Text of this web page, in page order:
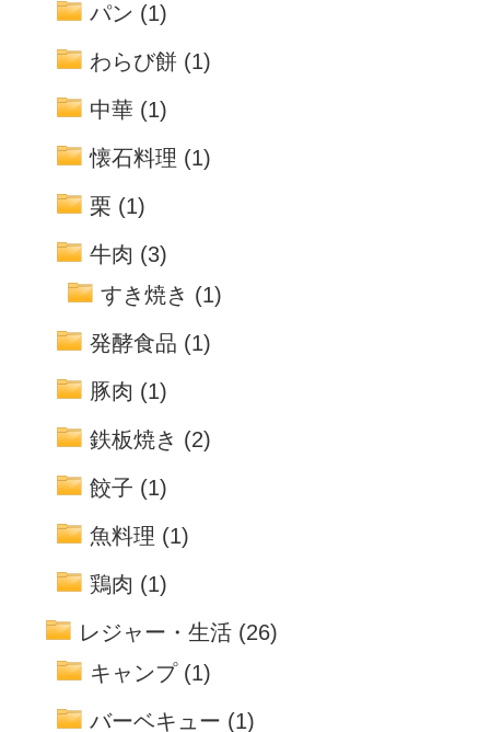
パン (1)
わらび餅 (1)
中華 (1)
懐石料理 (1)
栗 (1)
牛肉 (3)
すき焼き (1)
発酵食品 (1)
豚肉 (1)
鉄板焼き (2)
餃子 (1)
魚料理 (1)
鶏肉 (1)
レジャー・生活 (26)
キャンプ(1)
バーベキュー (1)